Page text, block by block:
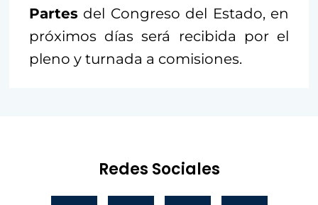
Partes del Congreso del Estado, en
próximos días será recibida por el
pleno y turnada a comisiones.
Redes Sociales